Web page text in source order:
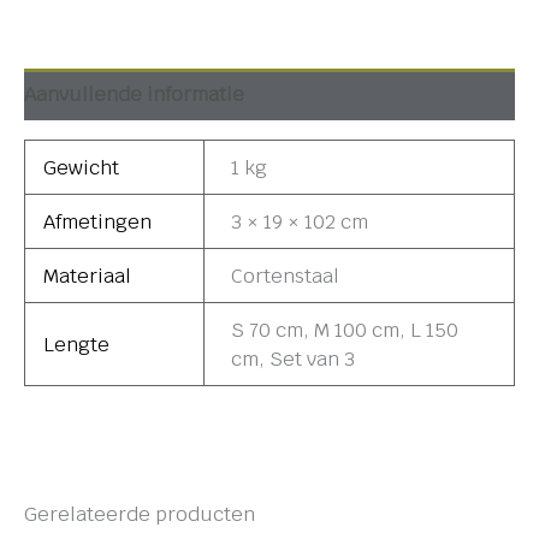
Gewicht 1 kg
Afmetingen 3 × 19 × 102 cm
Materiaal Cortenstaal
Lengte
S 70 cm, M 100 cm, L 150
cm, Set van 3
Gerelateerde producten